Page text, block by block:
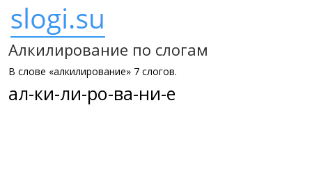
Алкилирование по слогам
В слове «алкилирование» 7 слогов.
ал-ки-ли-ро-ва-ни-е